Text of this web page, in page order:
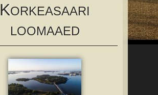
KORKEASAARI
LOOMAAED